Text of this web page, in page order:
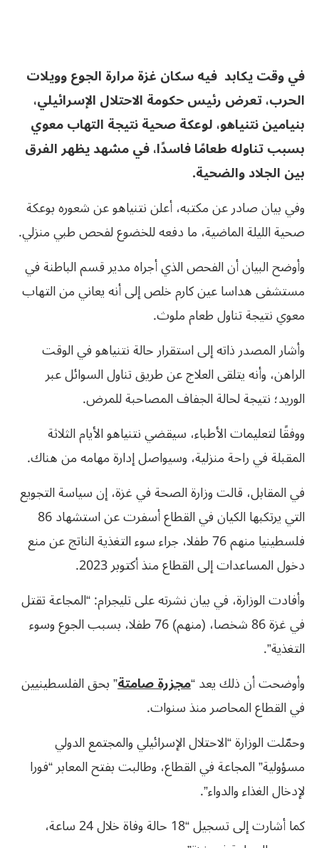
في وقت يكابد فيه سكان غزة مرارة الجوع وويلات
الحرب، تعرض رئيس حكومة الاحتلال الإسرائيلي،
بنيامين نتنياهو، لوعكة صحية نتيجة التهاب معوي
بسبب تناوله طعامًا فاسدًا، في مشهد يظهر الفرق
بين الجلاد والضحية.
وفي بيان صادر عن مكتبه، أعلن نتنياهو عن شعوره بوعكة
صحية الليلة الماضية، ما دفعه للخضوع لفحص طبي منزلي.
وأوضح البيان أن الفحص الذي أجراه مدير قسم الباطنة في
مستشفى هداسا عين كارم خلص إلى أنه يعاني من التهاب
معوي نتيجة تناول طعام ملوث.
وأشار المصدر ذاته إلى استقرار حالة نتنياهو في الوقت
الراهن، وأنه يتلقى العلاج عن طريق تناول السوائل عبر
الوريد؛ نتيجة لحالة الجفاف المصاحبة للمرض.
ووفقًا لتعليمات الأطباء، سيقضي نتنياهو الأيام الثلاثة
المقبلة في راحة منزلية، وسيواصل إدارة مهامه من هناك.
في المقابل، قالت وزارة الصحة في غزة، إن سياسة التجويع
التي يرتكبها الكيان في القطاع أسفرت عن استشهاد 86
فلسطينيا منهم 76 طفلا، جراء سوء التغذية الناتج عن منع
دخول المساعدات إلى القطاع منذ أكتوبر 2023.
وأفادت الوزارة، في بيان نشرته على تليجرام: “المجاعة تقتل
في غزة 86 شخصا، (منهم) 76 طفلا، بسبب الجوع وسوء
التغذية”.
وأوضحت أن ذلك يعد “مجزرة صامتة” بحق الفلسطينيين
في القطاع المحاصر منذ سنوات.
وحمّلت الوزارة “الاحتلال الإسرائيلي والمجتمع الدولي
مسؤولية” المجاعة في القطاع، وطالبت بفتح المعابر “فورا
لإدخال الغذاء والدواء”.
كما أشارت إلى تسجيل “18 حالة وفاة خلال 24 ساعة،